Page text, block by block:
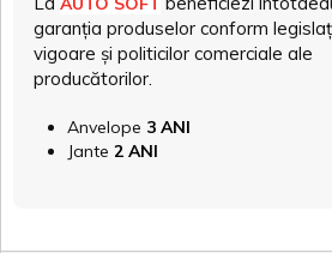
garanția produselor conform
vigoare și politicilor comerciale ale
producătorilor.
Anvelope 3 ANI
Jante 2 ANI